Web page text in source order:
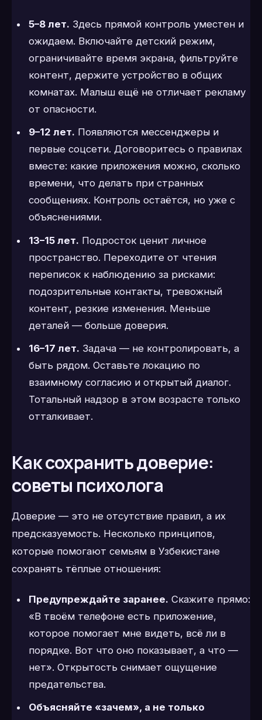
5–8 лет. Здесь прямой контроль уместен и
ожидаем. Включайте детский режим,
ограничивайте время экрана, фильтруйте
контент, держите устройство в общих
комнатах. Малыш ещё не отличает рекламу
от опасности.
9–12 лет. Появляются мессенджеры и
первые соцсети. Договоритесь о правилах
вместе: какие приложения можно, сколько
времени, что делать при странных
сообщениях. Контроль остаётся, но уже с
объяснениями.
13–15 лет. Подросток ценит личное
пространство. Переходите от чтения
переписок к наблюдению за рисками:
подозрительные контакты, тревожный
контент, резкие изменения. Меньше
деталей — больше доверия.
16–17 лет. Задача — не контролировать, а
быть рядом. Оставьте локацию по
взаимному согласию и открытый диалог.
Тотальный надзор в этом возрасте только
отталкивает.
Как сохранить доверие:
советы психолога
Доверие — это не отсутствие правил, а их
предсказуемость. Несколько принципов,
которые помогают семьям в Узбекистане
сохранять тёплые отношения:
Предупреждайте заранее. Скажите прямо:
«В твоём телефоне есть приложение,
которое помогает мне видеть, всё ли в
порядке. Вот что оно показывает, а что —
нет». Открытость снимает ощущение
предательства.
Объясняйте «зачем», а не только